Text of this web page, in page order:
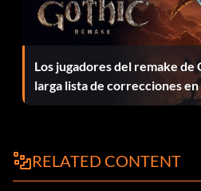
Los jugadores del remake de
larga lista de correcciones
RELATED CONTENT